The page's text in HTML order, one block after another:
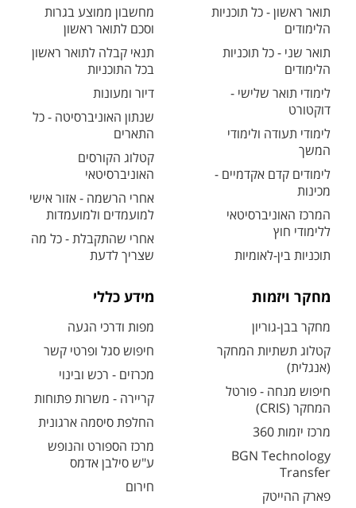
תואר ראשון - כל תוכניות
הלימודים
תואר שני - כל תוכניות
הלימודים
לימודי תואר שלישי -
דוקטורט
לימודי תעודה ולימודי
המשך
לימודים קדם אקדמיים -
מכינות
המרכז האוניברסיטאי
ללימודי חוץ
תוכניות בין-לאומיות
מחשבון ממוצע בגרות
וסכם לתואר ראשון
תנאי קבלה לתואר ראשון
בכל התוכניות
דיור ומעונות
שנתון האוניברסיטה - כל
התארים
קטלוג הקורסים
האוניברסיטאי
אחרי הרשמה - אזור אישי
למועמדים ולמועמדות
אחרי שהתקבלת - כל מה
שצריך לדעת
מחקר ויזמות
מחקר בבן-גוריון
קטלוג תשתיות המחקר
(אנגלית)
חיפוש מנחה - פורטל
המחקר (CRIS)
מרכז יזמות 360
BGN Technology
Transfer
פארק ההייטק
מידע כללי
מפות ודרכי הגעה
חיפוש סגל ופרטי קשר
מכרזים - רכש ובינוי
קריירה - משרות פתוחות
החלפת סיסמה ארגונית
מרכז הספורט והנופש
ע"ש סילבן אדמס
חירום